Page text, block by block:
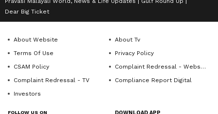
Dear Big Ticket
About Website
About Tv
Terms Of Use
Privacy Policy
CSAM Policy
Complaint Redressal - Website
Complaint Redressal - TV
Compliance Report Digital
Investors
FOLLOW US ON DOWNLOAD APP